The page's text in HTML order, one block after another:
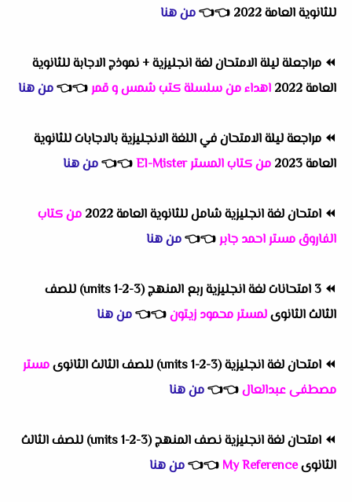
للثانوية العامة 2022
👈
👈من هنا
⏪ مراجعلة ليلة الامتحان لغة انجليزية + نموذج الاجابة للثانوية
العامة 2022
اهداء من سلسلة كتب شمس و قمر👈
👈من هنا
⏪ مراجعة ليلة الامتحان في اللغة الانجليزية بالاجابات للثانوية
العامة 2023
من كتاب المستر El-Mister 👈
👈من هنا
⏪ امتحان لغة انجليزية شامل للثانوية العامة 2022
من كتاب
الفاروق مستر احمد جابر👈
👈من هنا
⏪
3 امتحانات لغة انجليزية ربع المنهج (units 1-2-3) للصف
الثالث الثانوىلمستر محمود زيتون👈
👈من هنا
⏪ امتحان لغة انجليزية (units 1-2-3) للصف الثالث الثانوى
مستر
مصطفى عبدالعال👈
👈من هنا
⏪
امتحان لغة انجليزية نصف المنهج (units 1-2-3) للصف الثالث
الثانوىMy Reference
👈
👈من هنا